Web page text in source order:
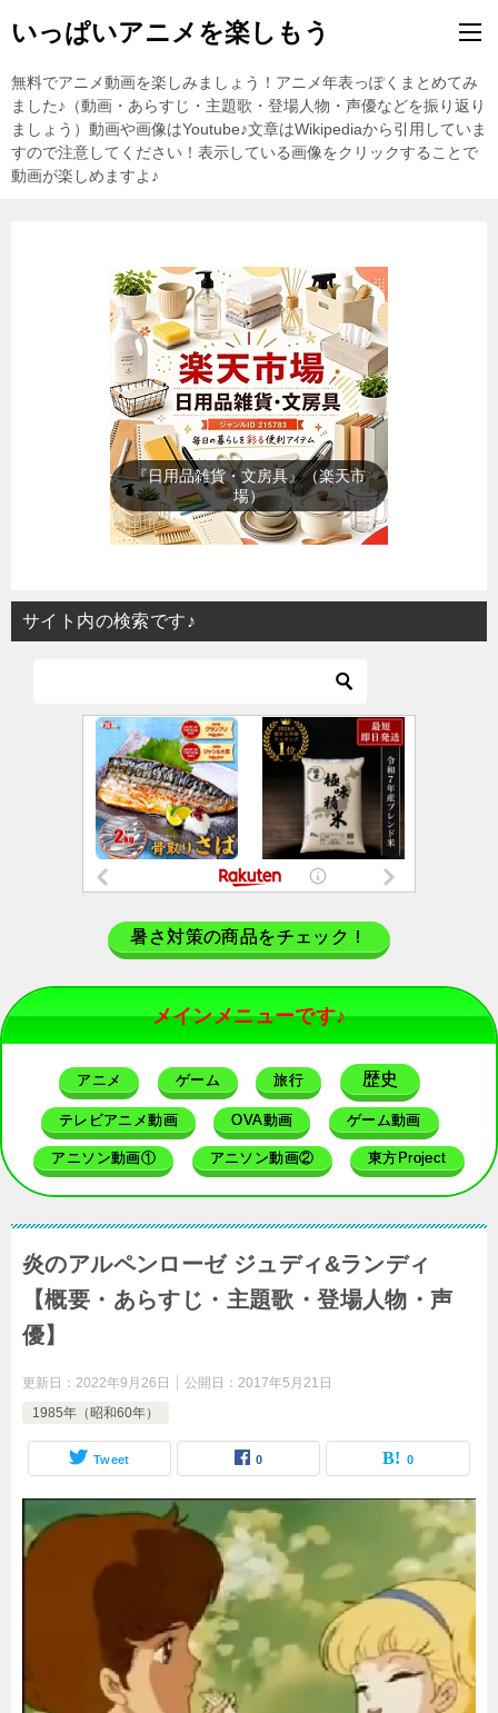
いっぱいアニメを楽しもう
無料でアニメ動画を楽しみましょう！アニメ年表っぽくまとめてみ
ました♪（動画・あらすじ・主題歌・登場人物・声優などを振り返り
ましょう）動画や画像はYoutube♪文章はWikipediaから引用していま
すので注意してください！表示している画像をクリックすることで
動画が楽しめますよ♪
『暑さ対策』（楽天市場）
サイト内の検索です♪
暑さ対策の商品をチェック！
メインメニューです♪
アニメ ゲーム 旅行 歴史
テレビアニメ動画 OVA動画 ゲーム動画
アニソン動画① アニソン動画② 東方Project
炎のアルペンローゼ ジュディ&ランディ
【概要・あらすじ・主題歌・登場人物・声
優】
更新日： 2022年9月26日 公開日： 2017年5月21日
1985年（昭和60年）
Tweet 0 0